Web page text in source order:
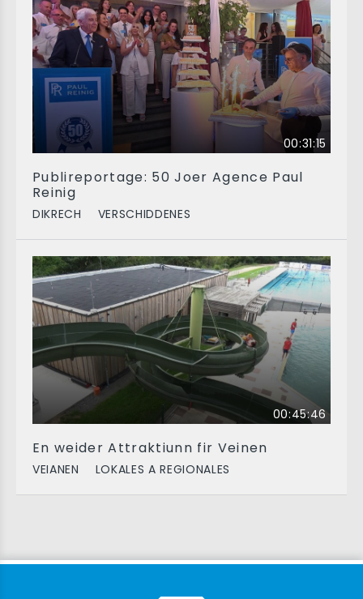
00:31:15
Publireportage: 50 Joer Agence Paul
Reinig
DIKRECH VERSCHIDDENES
00:45:46
En weider Attraktiunn fir Veinen
VEIANEN LOKALES A REGIONALES